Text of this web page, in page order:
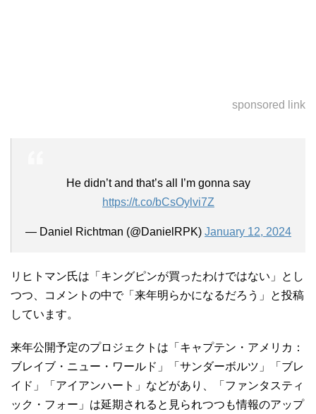
sponsored link
He didn’t and that’s all I’m gonna say
https://t.co/bCsOylvi7Z
— Daniel Richtman (@DanielRPK) January 12, 2024
リヒトマン氏は「キングピンが買ったわけではない」とし
つつ、コメントの中で「来年明らかになるだろう」と投稿
しています。
来年公開予定のプロジェクトは「キャプテン・アメリカ：
ブレイブ・ニュー・ワールド」「サンダーボルツ」「ブレ
イド」「アイアンハート」などがあり、「ファンタスティ
ック・フォー」は延期されると見られつつも情報のアップ